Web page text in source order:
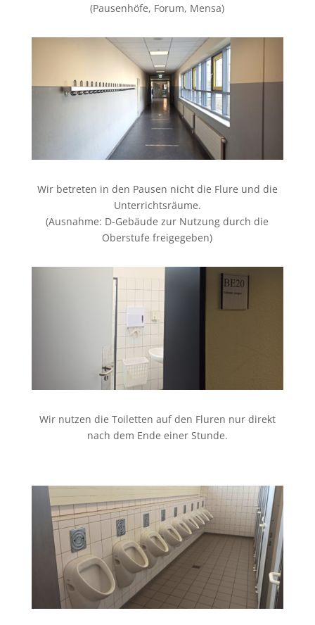
(Pausenhöfe, Forum, Mensa)
Wir betreten in den Pausen nicht die Flure und die
Unterrichtsräume.
(Ausnahme: D-Gebäude zur Nutzung durch die
Oberstufe freigegeben)
Wir nutzen die Toiletten auf den Fluren nur direkt
nach dem Ende einer Stunde.